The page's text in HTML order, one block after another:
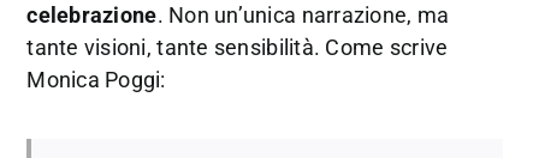
celebrazione. Non un’unica narrazione, ma
tante visioni, tante sensibilità. Come scrive
Monica Poggi: